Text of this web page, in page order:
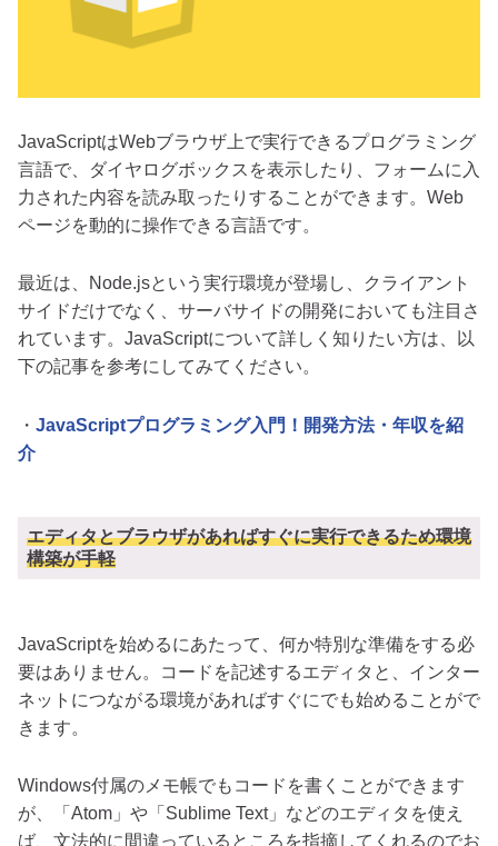
JavaScriptはWebブラウザ上で実行できるプログラミング
言語で、ダイヤログボックスを表示したり、フォームに入
力された内容を読み取ったりすることができます。Web
ページを動的に操作できる言語です。
最近は、Node.jsという実行環境が登場し、クライアント
サイドだけでなく、サーバサイドの開発においても注目さ
れています。JavaScriptについて詳しく知りたい方は、以
下の記事を参考にしてみてください。
・ JavaScriptプログラミング入門！開発方法・年収を紹
介
エディタとブラウザがあればすぐに実行できるため環境
構築が手軽
JavaScriptを始めるにあたって、何か特別な準備をする必
要はありません。コードを記述するエディタと、インター
ネットにつながる環境があればすぐにでも始めることがで
きます。
Windows付属のメモ帳でもコードを書くことができます
が、「Atom」や「Sublime Text」などのエディタを使え
ば、文法的に間違っているところを指摘してくれるのでお